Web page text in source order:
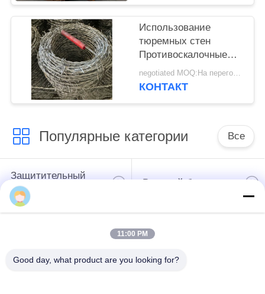
Использование
тюремных стен
Противоскалочные
одноцепочки ПВХ
покрытые железной
negotiated MOQ:На переговорах
КОНТАКТ
Популярные категории Все
Защитительный
барьер
Военный барьер
заполненные песком
11:00 PM
Good day, what product are you looking for?